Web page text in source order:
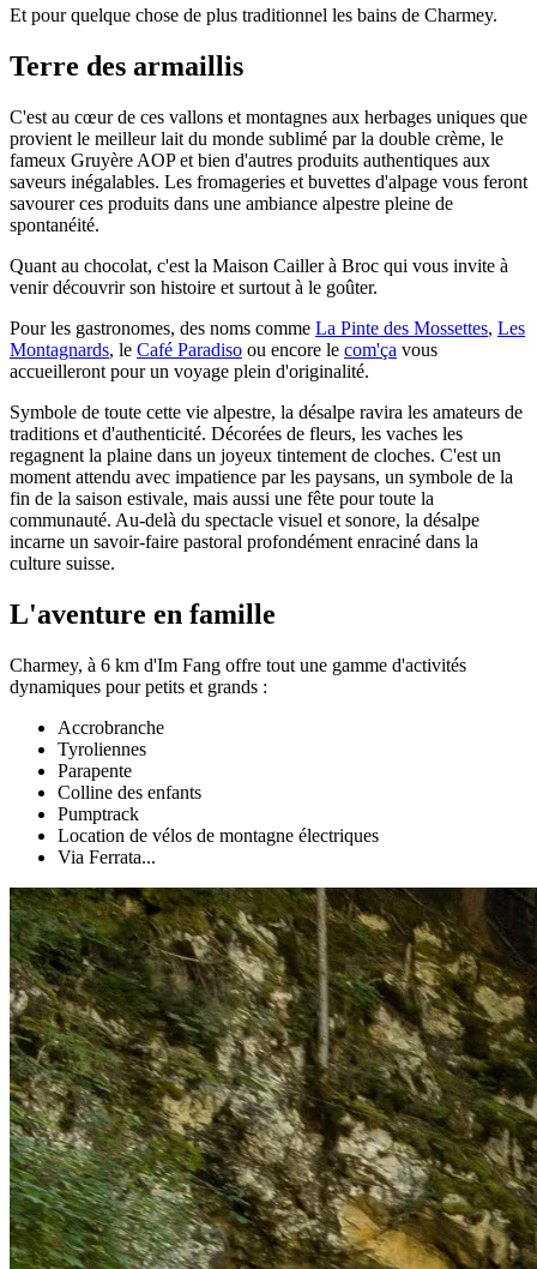
Et pour quelque chose de plus traditionnel les bains de Charmey.
Terre des armaillis
C'est au cœur de ces vallons et montagnes aux herbages uniques que
provient le meilleur lait du monde sublimé par la double crème, le
fameux Gruyère AOP et bien d'autres produits authentiques aux
saveurs inégalables. Les fromageries et buvettes d'alpage vous feront
savourer ces produits dans une ambiance alpestre pleine de
spontanéité.
Quant au chocolat, c'est la Maison Cailler à Broc qui vous invite à
venir découvrir son histoire et surtout à le goûter.
Pour les gastronomes, des noms comme La Pinte des Mossettes, Les
Montagnards, le Café Paradiso ou encore le com'ça vous
accueilleront pour un voyage plein d'originalité.
Symbole de toute cette vie alpestre, la désalpe ravira les amateurs de
traditions et d'authenticité. Décorées de fleurs, les vaches les
regagnent la plaine dans un joyeux tintement de cloches. C'est un
moment attendu avec impatience par les paysans, un symbole de la
fin de la saison estivale, mais aussi une fête pour toute la
communauté. Au-delà du spectacle visuel et sonore, la désalpe
incarne un savoir-faire pastoral profondément enraciné dans la
culture suisse.
L'aventure en famille
Charmey, à 6 km d'Im Fang offre tout une gamme d'activités
dynamiques pour petits et grands :
Accrobranche
Tyroliennes
Parapente
Colline des enfants
Pumptrack
Location de vélos de montagne électriques
Via Ferrata...